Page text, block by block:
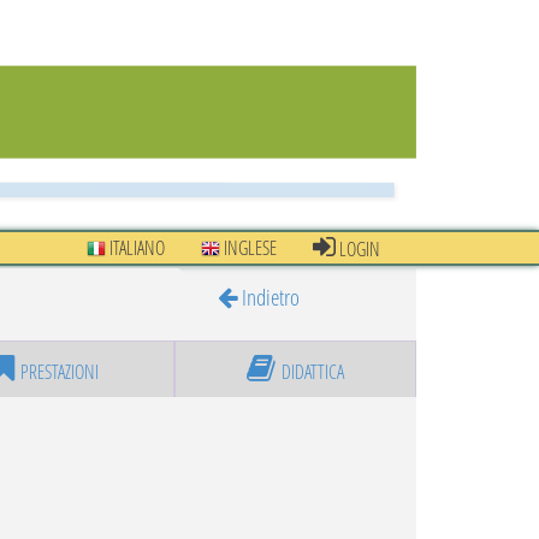
ITALIANO INGLESE
LOGIN
Indietro
PRESTAZIONI DIDATTICA